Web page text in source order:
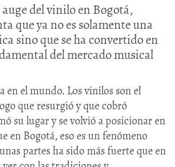
auge del vinilo en Bogotá,
que ya no es solamente una
sino que se ha convertido en
del mercado musical
en el mundo. Los vinilos son el
que resurgió y que cobró
su lugar y se volvió a posicionar en
en Bogotá, eso es un fenómeno
partes ha sido más fuerte que en